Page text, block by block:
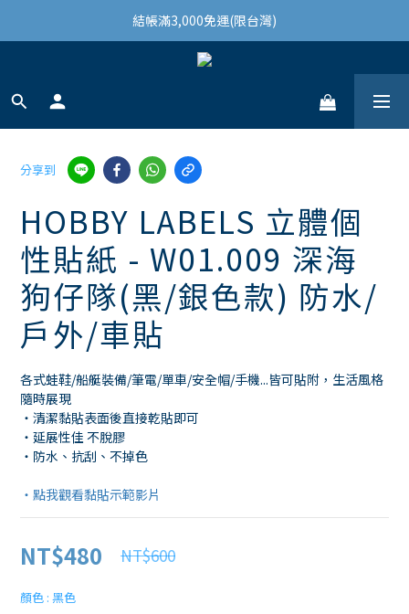
結帳滿3,000免運(限台灣)
結帳滿3,000免運(限台灣)
註冊會員領100購物金
分享到
HOBBY LABELS 立體個
性貼紙 - W01.009 深海
狗仔隊(黑/銀色款) 防水/
戶外/車貼
各式蛙鞋/船艇裝備/筆電/單車/安全帽/手機...皆可貼附，生活風格
隨時展現
・清潔黏貼表面後直接乾貼即可
・延展性佳 不脫膠
・防水、抗刮、不掉色
・點我觀看黏貼示範影片
NT$480 NT$600
顏色 : 黑色